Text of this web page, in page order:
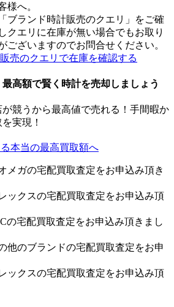
様へ。
ブランド時計販売のクエリ」をご確
クエリに在庫が無い場合でもお取り
ございますのでお問合せください。
売のクエリで在庫を確認する
最高額で賢く時計を売却しましょう
競うから最高値で売れる！手間暇か
実現！
本当の最高買取額へ
メガの宅配買取査定をお申込み頂き
ックスの宅配買取査定をお申込み頂
の宅配買取査定をお申込み頂きまし
他のブランドの宅配買取査定をお申
ックスの宅配買取査定をお申込み頂